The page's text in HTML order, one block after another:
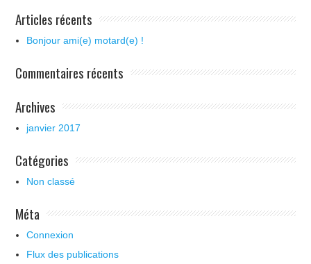
Articles récents
Bonjour ami(e) motard(e) !
Commentaires récents
Archives
janvier 2017
Catégories
Non classé
Méta
Connexion
Flux des publications